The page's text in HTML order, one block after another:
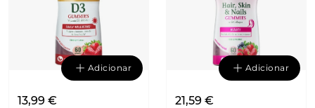
Adicionar
13,99 €
Adicionar
21,59 €